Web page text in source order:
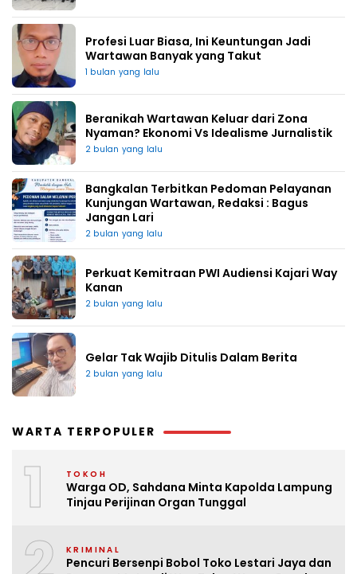
Profesi Luar Biasa, Ini Keuntungan Jadi
Wartawan Banyak yang Takut
1 bulan yang lalu
Beranikah Wartawan Keluar dari Zona
Nyaman? Ekonomi Vs Idealisme Jurnalistik
2 bulan yang lalu
Bangkalan Terbitkan Pedoman Pelayanan
Kunjungan Wartawan, Redaksi : Bagus
Jangan Lari
2 bulan yang lalu
Perkuat Kemitraan PWI Audiensi Kajari Way
Kanan
2 bulan yang lalu
Gelar Tak Wajib Ditulis Dalam Berita
2 bulan yang lalu
WARTA TERPOPULER
1 TOKOH
Warga OD, Sahdana Minta Kapolda Lampung
Tinjau Perijinan Organ Tunggal
KRIMINAL
Pencuri Bersenpi Bobol Toko Lestari Jaya dan